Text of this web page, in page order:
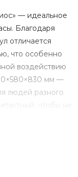
— идеальное
Благодаря
отличается
что особенно
воздействию
мм —
людей разного
чтобы не